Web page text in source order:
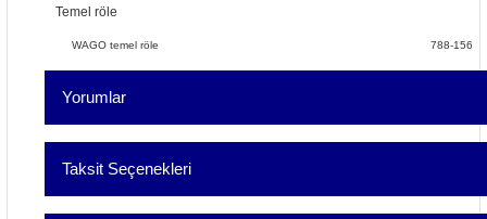
Temel röle
WAGO temel röle 788-156
Yorumlar
Bu ürüne ilk yorumu siz
Taksit Seçenekleri